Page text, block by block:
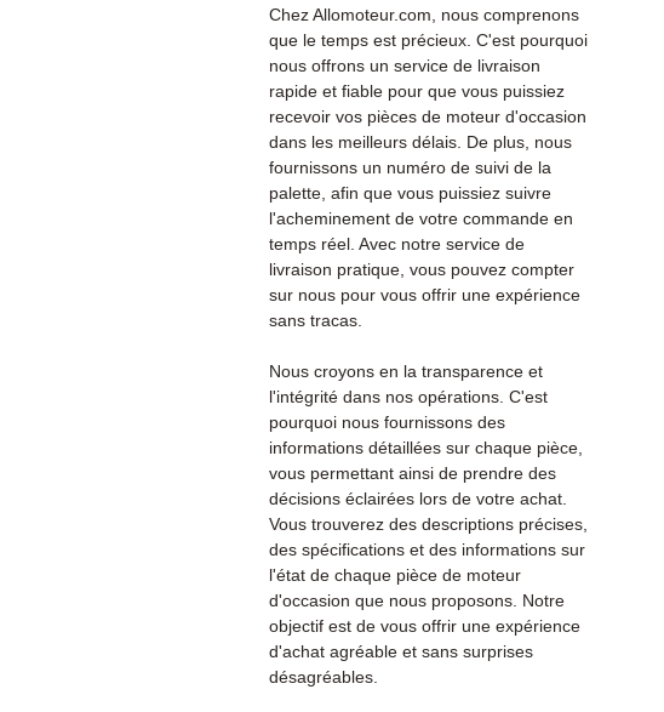
Chez Allomoteur.com, nous comprenons
que le temps est précieux. C'est pourquoi
nous offrons un service de livraison
rapide et fiable pour que vous puissiez
recevoir vos pièces de moteur d'occasion
dans les meilleurs délais. De plus, nous
fournissons un numéro de suivi de la
palette, afin que vous puissiez suivre
l'acheminement de votre commande en
temps réel. Avec notre service de
livraison pratique, vous pouvez compter
sur nous pour vous offrir une expérience
sans tracas.
Nous croyons en la transparence et
l'intégrité dans nos opérations. C'est
pourquoi nous fournissons des
informations détaillées sur chaque pièce,
vous permettant ainsi de prendre des
décisions éclairées lors de votre achat.
Vous trouverez des descriptions précises,
des spécifications et des informations sur
l'état de chaque pièce de moteur
d'occasion que nous proposons. Notre
objectif est de vous offrir une expérience
d'achat agréable et sans surprises
désagréables.